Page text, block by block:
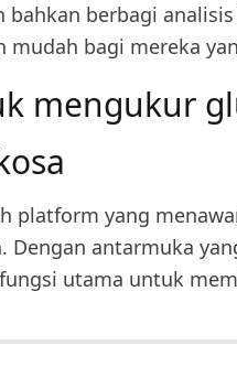
berbagi
mudah bagi mereka
mengukur
platform yang
Dengan antarmuka
utama untuk